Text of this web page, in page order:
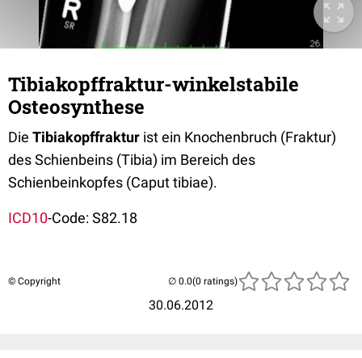
Tibiakopffraktur-winkelstabile
Osteosynthese
Die Tibiakopffraktur ist ein Knochenbruch (Fraktur)
des Schienbeins (Tibia) im Bereich des
Schienbeinkopfes (Caput tibiae).
ICD10-Code: S82.18
© Copyright
30.06.2012
(0 ratings)